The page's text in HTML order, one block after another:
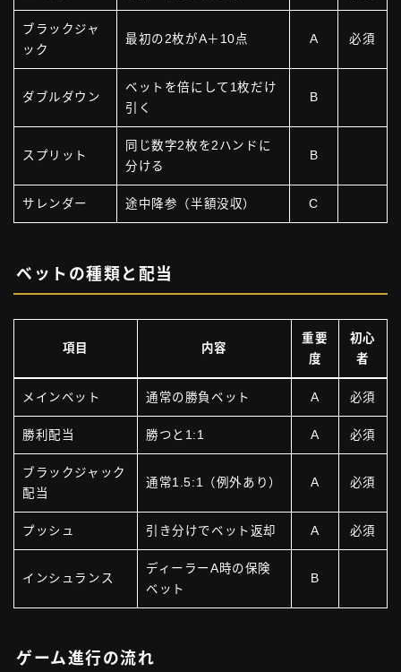
ブラックジャ
ック
最初の2枚がA＋10点 A 必須
ダブルダウン
ベットを倍にして1枚だけ
引く
B
スプリット
同じ数字2枚を2ハンドに
分ける
B
サレンダー 途中降参（半額没収） C
ベットの種類と配当
項目 内容
重要
度
初心
者
メインベット 通常の勝負ベット A 必須
勝利配当 勝つと1:1 A 必須
ブラックジャック
配当
通常1.5:1（例外あり） A 必須
プッシュ 引き分けでベット返却 A 必須
インシュランス
ディーラーA時の保険
ベット
B
ゲーム進行の流れ